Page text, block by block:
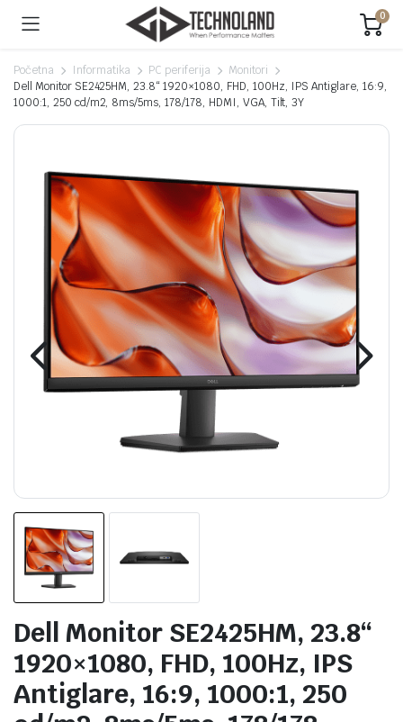
0
Početna Informatika PC periferija
Monitori
Dell Monitor SE2425HM, 23.8“ 1920×1080, FHD, 100Hz, IPS Antiglare, 16:9,
1000:1, 250 cd/m2, 8ms/5ms, 178/178, HDMI, VGA, Tilt, 3Y
Dell Monitor SE2425HM, 23.8“
1920×1080, FHD, 100Hz, IPS
Antiglare, 16:9, 1000:1, 250